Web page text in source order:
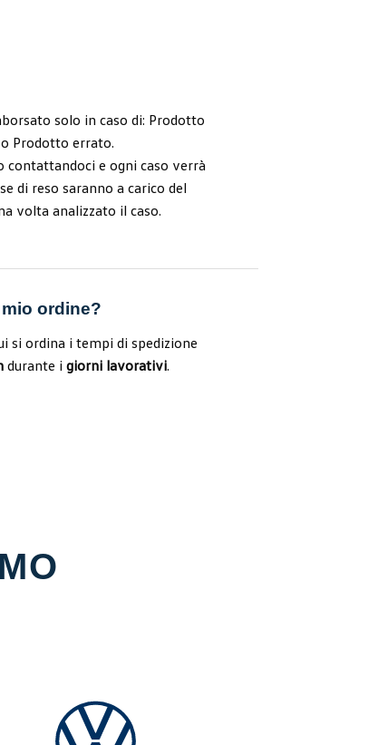
solo in caso di: Prodotto
Prodotto errato.
e ogni caso verrà
di reso saranno a carico del
volta analizzato il caso.
ordine?
si ordina i tempi di spedizione
durante i giorni lavorativi.